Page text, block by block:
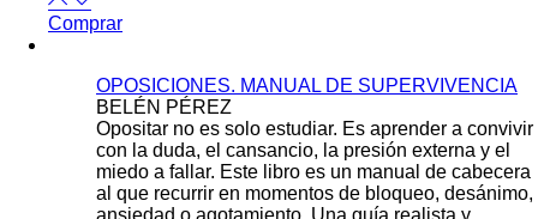
Comprar
OPOSICIONES. MANUAL DE SUPERVIVENCIA
BELÉN PÉREZ
Opositar no es solo estudiar. Es aprender a convivir
con la duda, el cansancio, la presión externa y el
miedo a fallar. Este libro es un manual de cabecera
al que recurrir en momentos de bloqueo, desánimo,
ansiedad o agotamiento. Una guía realista y